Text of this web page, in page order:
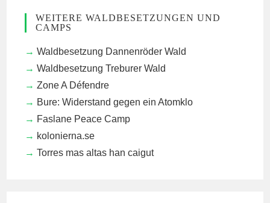
WEITERE WALDBESETZUNGEN UND
CAMPS
Waldbesetzung Dannenröder Wald
Waldbesetzung Treburer Wald
Zone A Défendre
Bure: Widerstand gegen ein Atomklo
Faslane Peace Camp
kolonierna.se
Torres mas altas han caigut